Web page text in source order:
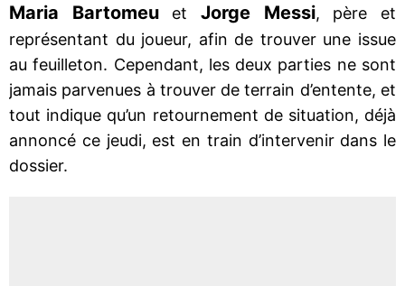
Maria BartomeuetJorge Messi, père et
représentant du joueur, afin de trouver une issue
au feuilleton. Cependant, les deux parties ne sont
jamais parvenues à trouver de terrain d’entente, et
tout indique qu’un retournement de situation, déjà
annoncé ce jeudi, est en train d’intervenir dans le
dossier.